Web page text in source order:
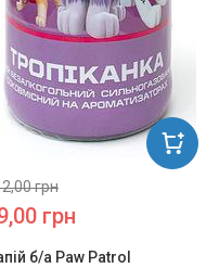
б/а Paw Patrol
грн
грн